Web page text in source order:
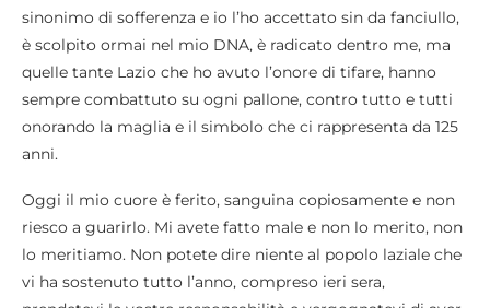
sinonimo di sofferenza e io l’ho accettato sin da fanciullo,
è scolpito ormai nel mio DNA, è radicato dentro me, ma
quelle tante Lazio che ho avuto l’onore di tifare, hanno
sempre combattuto su ogni pallone, contro tutto e tutti
onorando la maglia e il simbolo che ci rappresenta da 125
anni.
Oggi il mio cuore è ferito, sanguina copiosamente e non
riesco a guarirlo. Mi avete fatto male e non lo merito, non
lo meritiamo. Non potete dire niente al popolo laziale che
vi ha sostenuto tutto l’anno, compreso ieri sera,